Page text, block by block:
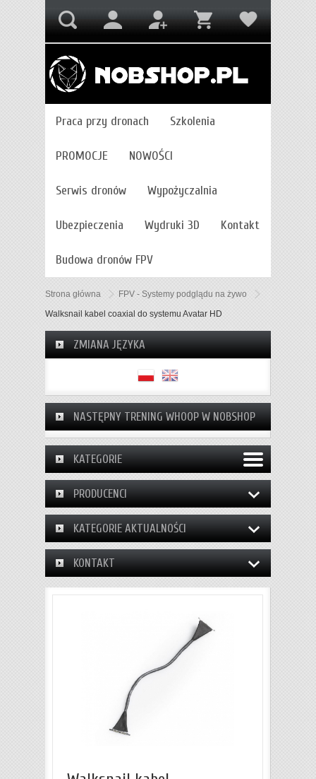
Praca przy dronach Szkolenia
PROMOCJE NOWOŚCI
Serwis dronów Wypożyczalnia
Ubezpieczenia Wydruki 3D Kontakt
Budowa dronów FPV
Strona główna
FPV - Systemy podglądu na żywo
Walksnail kabel coaxial do systemu Avatar HD
ZMIANA JĘZYKA
NASTĘPNY TRENING WHOOP W NOBSHOP
KATEGORIE
PRODUCENCI
KATEGORIE AKTUALNOŚCI
KONTAKT